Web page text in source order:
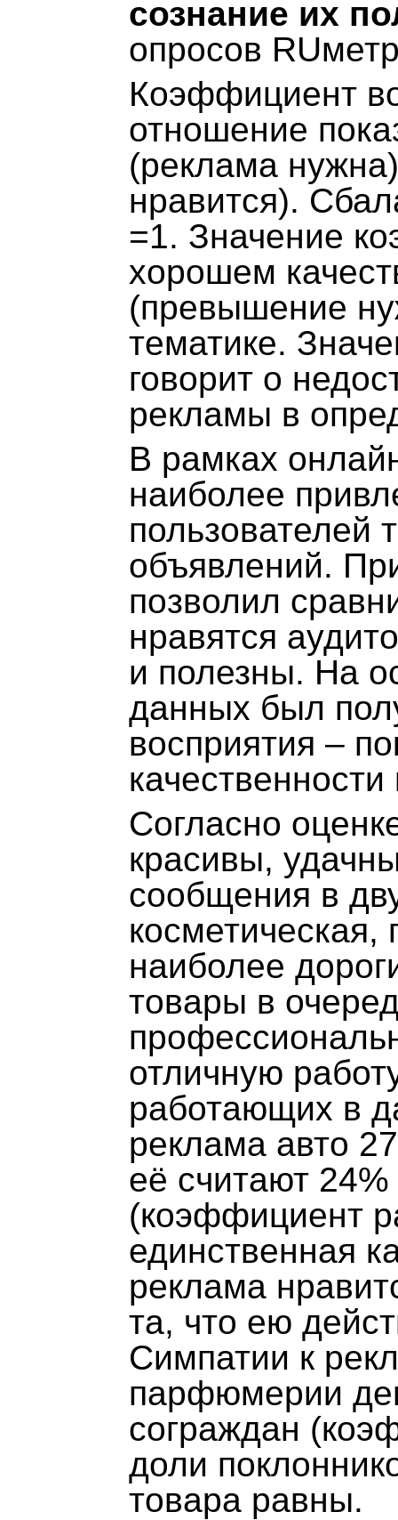
сознание их
опросов
Коэффициент
отношение
(реклама
нравится).
=1. Значение
хорошем
(превышение
тематике.
говорит о
рекламы в
В рамках
наиболее
пользователей
объявлений.
позволил
нравятся
и полезны. На
данных был
восприятия –
Согласно
красивы,
сообщения в
наиболее
товары в
отличную
работающих в
реклама авто
её считают
(коэффициент
единственная
реклама
та, что ею
Симпатии к
парфюмерии
сограждан
доли
товара равны.